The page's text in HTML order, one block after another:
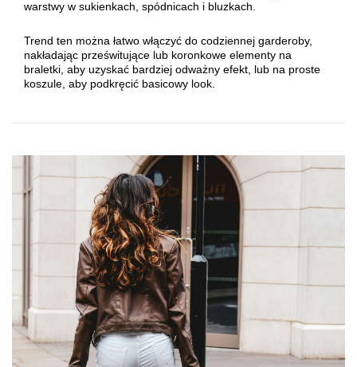
warstwy w sukienkach, spódnicach i bluzkach.
Trend ten można łatwo włączyć do codziennej garderoby,
nakładając prześwitujące lub koronkowe elementy na
braletki, aby uzyskać bardziej odważny efekt, lub na proste
koszule, aby podkręcić basicowy look.